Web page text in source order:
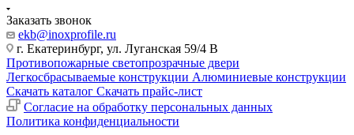
Заказать звонок
ekb@inoxprofile.ru
г. Екатеринбург, ул. Луганская 59/4 В
Противопожарные светопрозрачные двери
Легкосбрасываемые конструкции Алюминиевые конструкции
Скачать каталог Скачать прайс-лист
Cогласие на обработку персональных данных
Политика конфиденциальности